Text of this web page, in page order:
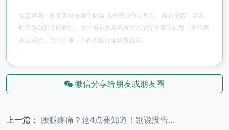
免责声明：图文素材来源于网络 版权归原作者所有。若有侵权，请及
时联系我们予以删除。文中若有涉及药方验方治疗方案等信息，不代表
本文观点，仅作分享，不作为医疗建议或推荐。
微信分享给朋友或朋友圈
上一篇： 腰腿疼痛？这4点要知道！别说没告...